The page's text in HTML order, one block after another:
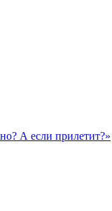
А если прилетит?»